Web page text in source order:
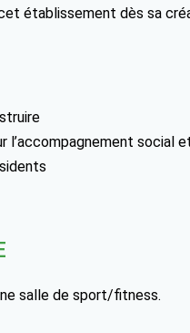
établissement dès sa
l’accompagnement social
salle de sport/fitness.